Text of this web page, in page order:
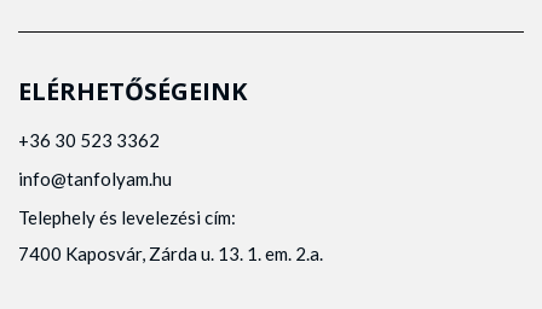
ELÉRHETŐSÉGEINK
+36 30 523 3362
info@tanfolyam.hu
Telephely és levelezési cím:
7400 Kaposvár, Zárda u. 13. 1. em. 2.a.